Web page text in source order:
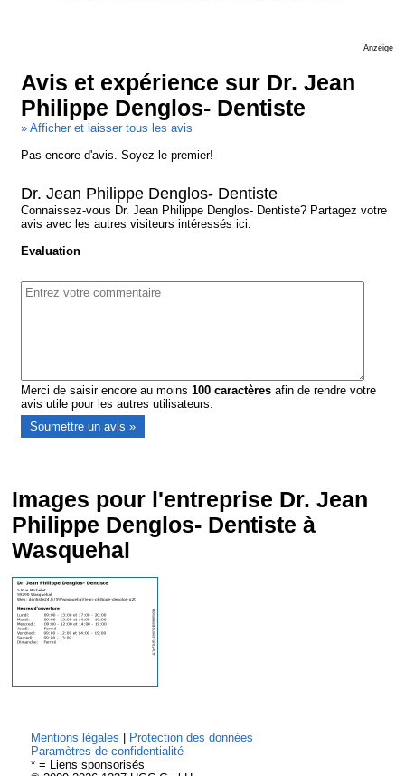
Anzeige
Avis et expérience sur Dr. Jean
Philippe Denglos- Dentiste
» Afficher et laisser tous les avis
Pas encore d'avis. Soyez le premier!
Dr. Jean Philippe Denglos- Dentiste
Connaissez-vous Dr. Jean Philippe Denglos- Dentiste? Partagez votre
avis avec les autres visiteurs intéressés ici.
Evaluation
Merci de saisir encore au moins100 caractères afin de rendre votre
avis utile pour les autres utilisateurs.
Images pour l'entreprise Dr. Jean
Philippe Denglos- Dentiste à
Wasquehal
Mentions légales | Protection des données
Paramètres de confidentialité
* = Liens sponsorisés